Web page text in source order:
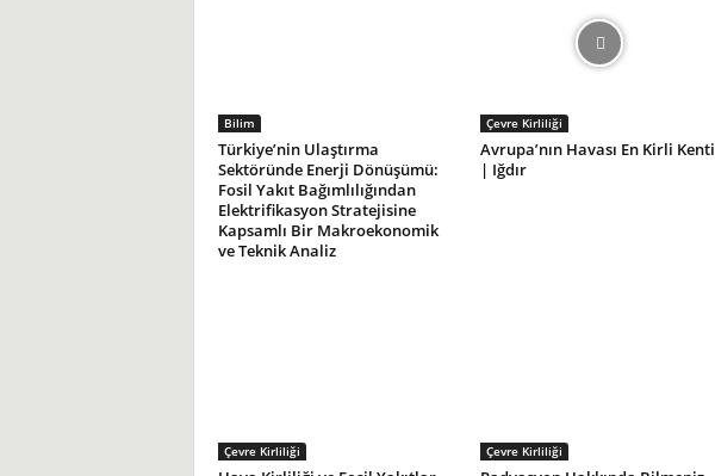
Bilim
Türkiye’nin Ulaştırma
Sektöründe Enerji Dönüşümü:
Fosil Yakıt Bağımlılığından
Elektrifikasyon Stratejisine
Kapsamlı Bir Makroekonomik
ve Teknik Analiz
Çevre Kirliliği
Avrupa’nın Havası En Kirli Kenti
| Iğdır
Çevre Kirliliği Çevre Kirliliği